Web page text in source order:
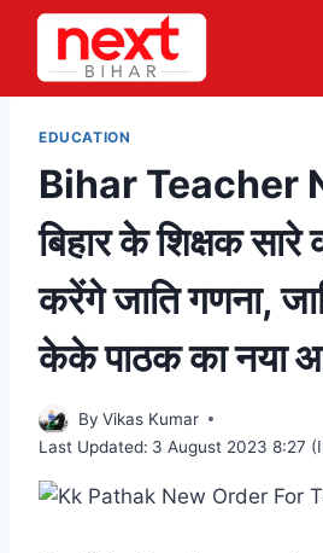
Skip
content
EDUCATION
Bihar Teacher
बिहार के शिक्षक
करेंगे जाति गणना,
केके पाठक का नया
By Vikas Kumar
Last Updated: 3 August 2023 8:27